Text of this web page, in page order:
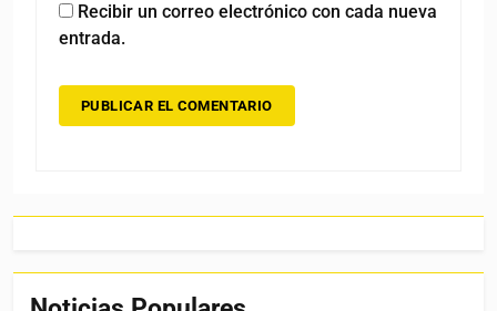
Recibir un correo electrónico con cada nueva
entrada.